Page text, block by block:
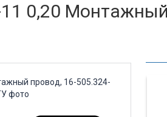
0,20 Монтажный